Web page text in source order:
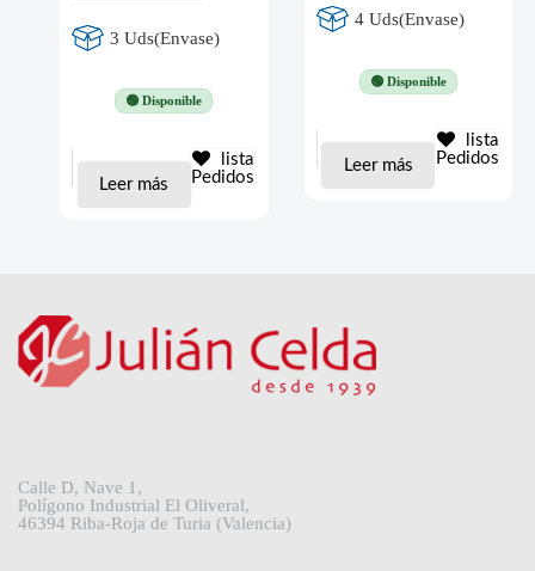
3 Uds(Envase)
🟢 Disponible
Leer más
lista
Pedidos
4 Uds(Envase)
🟢 Disponible
Leer más
lista
Pedidos
Calle D, Nave 1,
Polígono Industrial El Oliveral,
46394 Riba-Roja de Turia (Valencia)